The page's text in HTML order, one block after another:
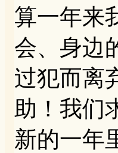
算一年来
会、身边
过犯而离
助！我们
新的一年